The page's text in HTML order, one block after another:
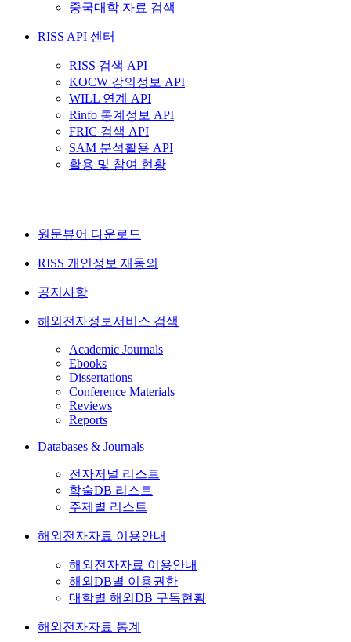
중국대학 자료 검색
RISS API 센터
RISS 검색 API
KOCW 강의정보 API
WILL 연계 API
Rinfo 통계정보 API
FRIC 검색 API
SAM 분석활용 API
활용 및 참여 현황
원문뷰어 다운로드
RISS 개인정보 재동의
공지사항
해외전자정보서비스 검색
Academic Journals
Ebooks
Dissertations
Conference Materials
Reviews
Reports
Databases & Journals
전자저널 리스트
학술DB 리스트
주제별 리스트
해외전자자료 이용안내
해외전자자료 이용안내
해외DB별 이용권한
대학별 해외DB 구독현황
해외전자자료 통계